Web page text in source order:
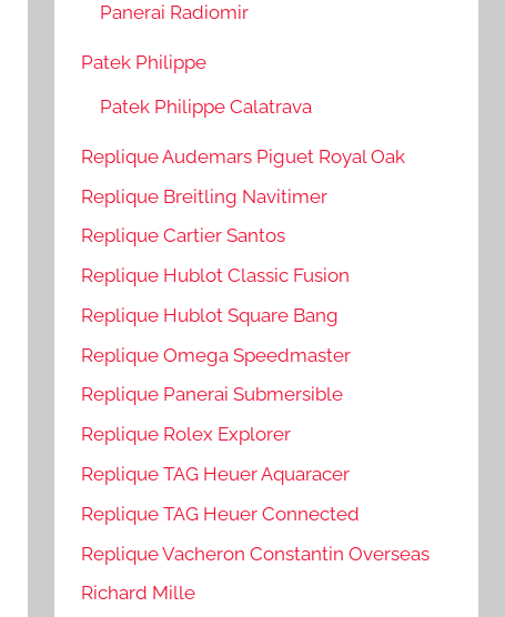
Panerai Radiomir
Patek Philippe
Patek Philippe Calatrava
Replique Audemars Piguet Royal Oak
Replique Breitling Navitimer
Replique Cartier Santos
Replique Hublot Classic Fusion
Replique Hublot Square Bang
Replique Omega Speedmaster
Replique Panerai Submersible
Replique Rolex Explorer
Replique TAG Heuer Aquaracer
Replique TAG Heuer Connected
Replique Vacheron Constantin Overseas
Richard Mille